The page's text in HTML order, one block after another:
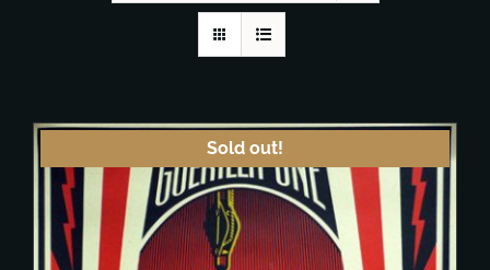
Sold out!